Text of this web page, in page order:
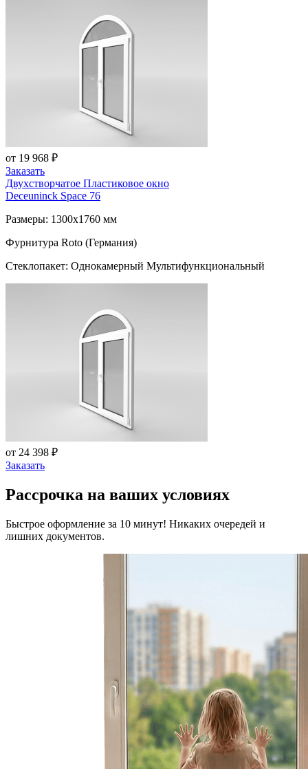
от 19 968 ₽
Заказать
Двухстворчатое Пластиковое окно
Deceuninck Space 76
Размеры: 1300x1760 мм
Фурнитура Roto (Германия)
Стеклопакет: Однокамерный Мультифункциональный
от 24 398 ₽
Заказать
Рассрочка на ваших условиях
Быстрое оформление за 10 минут! Никаких очередей и
лишних документов.